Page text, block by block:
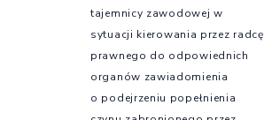
tajemnicy zawodowej w
sytuacji kierowania przez radcę
prawnego do odpowiednich
organów zawiadomienia
o podejrzeniu popełnienia